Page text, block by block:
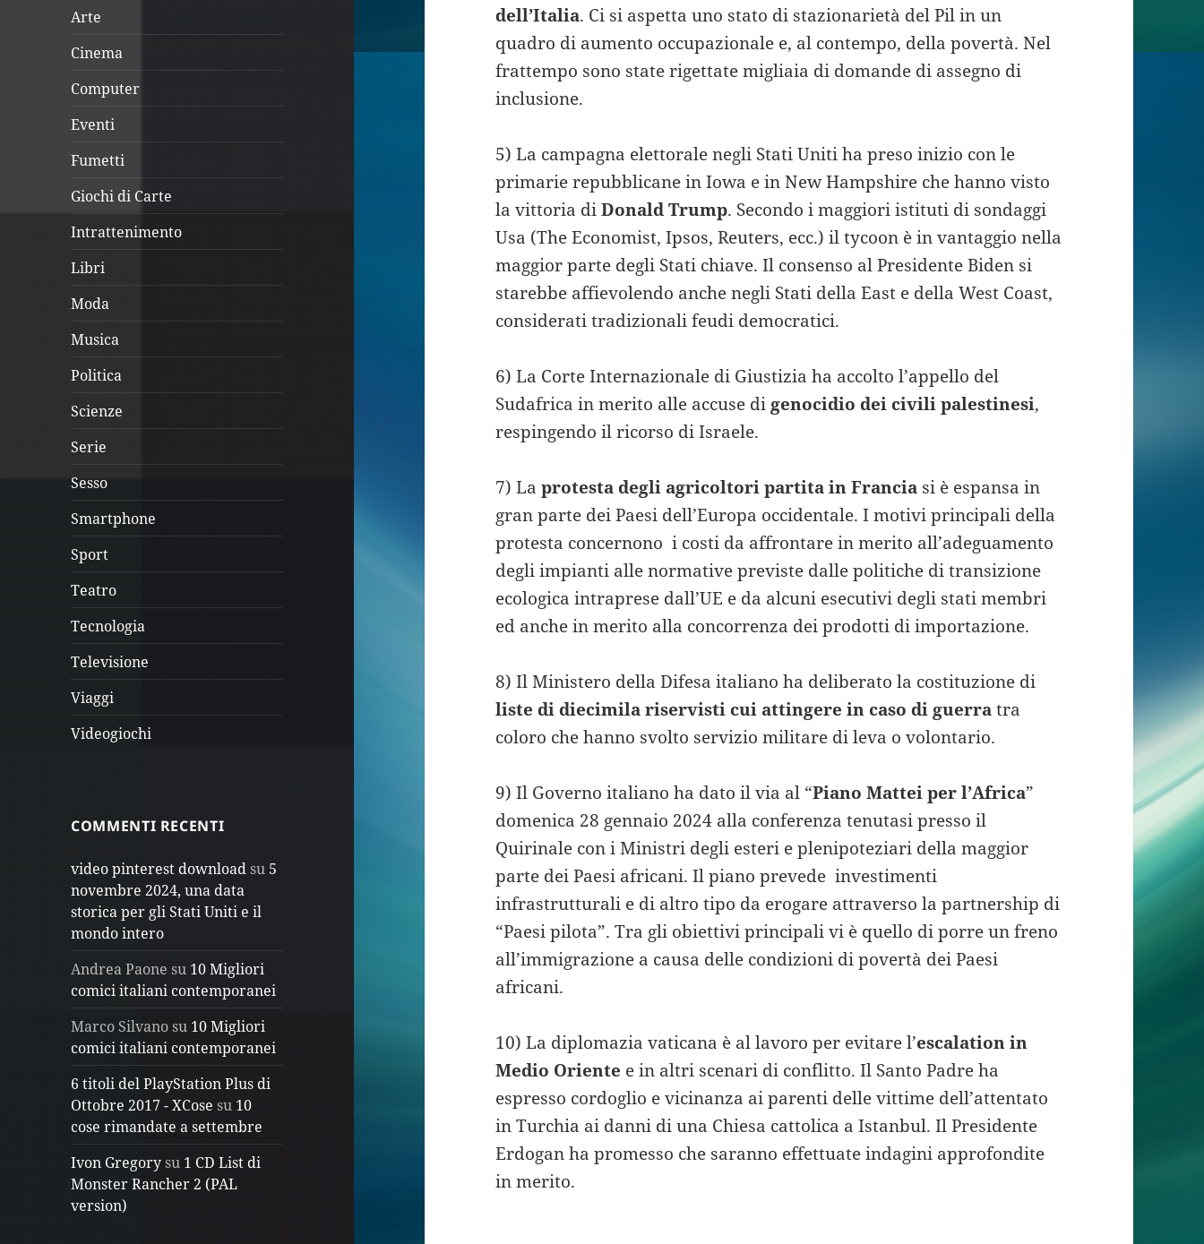
Arte
Cinema
Computer
Eventi
Fumetti
Giochi di Carte
Intrattenimento
Libri
Moda
Musica
Politica
Scienze
Serie
Sesso
Smartphone
Sport
Teatro
Tecnologia
Televisione
Viaggi
Videogiochi
COMMENTI RECENTI
video pinterest downloadsu 5
novembre 2024, una data
storica per gli Stati Uniti e il
mondo intero
Andrea Paone su 10 Migliori
comici italiani contemporanei
Marco Silvanosu 10 Migliori
comici italiani contemporanei
6 titoli del PlayStation Plus di
Ottobre 2017 - XCose su 10
cose rimandate a settembre
Ivon Gregorysu 1 CD List di
Monster Rancher 2 (PAL
version)
dell’Italia. Ci si aspetta uno stato di stazionarietà del Pil in un
quadro di aumento occupazionale e, al contempo, della povertà. Nel
frattempo sono state rigettate migliaia di domande di assegno di
inclusione.
5) La campagna elettorale negli Stati Uniti ha preso inizio con le
primarie repubblicane in Iowa e in New Hampshire che hanno visto
la vittoria diDonald Trump. Secondo i maggiori istituti di sondaggi
Usa (The Economist, Ipsos, Reuters, ecc.) il tycoon è in vantaggio nella
maggior parte degli Stati chiave. Il consenso al Presidente Biden si
starebbe affievolendo anche negli Stati della East e della West Coast,
considerati tradizionali feudi democratici.
6) La Corte Internazionale di Giustizia ha accolto l’appello del
Sudafrica in merito alle accuse di genocidio dei civili palestinesi,
respingendo il ricorso di Israele.
7) Laprotesta degli agricoltori partita in Francia si è espansa in
gran parte dei Paesi dell’Europa occidentale. I motivi principali della
protesta concernono i costi da affrontare in merito all’adeguamento
degli impianti alle normative previste dalle politiche di transizione
ecologica intraprese dall’UE e da alcuni esecutivi degli stati membri
ed anche in merito alla concorrenza dei prodotti di importazione.
8) Il Ministero della Difesa italiano ha deliberato la costituzione di
liste di diecimila riservisti cui attingere in caso di guerratra
coloro che hanno svolto servizio militare di leva o volontario.
9) Il Governo italiano ha dato il via al “Piano Mattei per l’Africa”
domenica 28 gennaio 2024 alla conferenza tenutasi presso il
Quirinale con i Ministri degli esteri e plenipoteziari della maggior
parte dei Paesi africani. Il piano prevede investimenti
infrastrutturali e di altro tipo da erogare attraverso la partnership di
“Paesi pilota”. Tra gli obiettivi principali vi è quello di porre un freno
all’immigrazione a causa delle condizioni di povertà dei Paesi
africani.
10) La diplomazia vaticana è al lavoro per evitare l’escalation in
Medio Oriente e in altri scenari di conflitto. Il Santo Padre ha
espresso cordoglio e vicinanza ai parenti delle vittime dell’attentato
in Turchia ai danni di una Chiesa cattolica a Istanbul. Il Presidente
Erdogan ha promesso che saranno effettuate indagini approfondite
in merito.